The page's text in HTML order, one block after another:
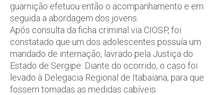
guarnição efetuou então o acompanhamento e em
seguida a abordagem dos jovens.
Após consulta da ficha criminal via CIOSP, foi
constatado que um dos adolescentes possuía um
mandado de internação, lavrado pela Justiça do
Estado de Sergipe. Diante do ocorrido, o caso foi
levado à Delegacia Regional de Itabaiana, para que
fossem tomadas as medidas cabíveis.